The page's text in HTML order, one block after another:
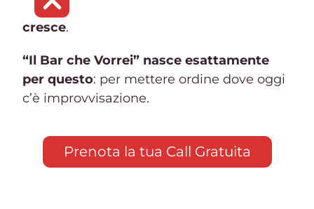
cresce.
“Il Bar che Vorrei” nasce esattamente
per questo: per mettere ordine dove oggi
c’è improvvisazione.
Prenota la tua Call Gratuita